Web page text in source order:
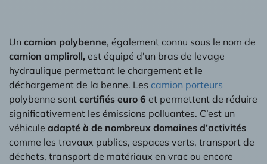
Un camion polybenne, également connu sous le nom de
camion ampliroll, est équipé d'un bras de levage
hydraulique permettant le chargement et le
déchargement de la benne. Les camion porteurs
polybenne sont certifiés euro 6 et permettent de réduire
significativement les émissions polluantes. C’est un
véhicule adapté à de nombreux domaines d’activités
comme les travaux publics, espaces verts, transport de
déchets, transport de matériaux en vrac ou encore